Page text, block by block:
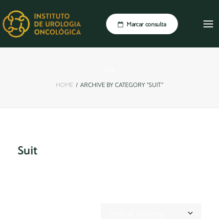
Marcar consulta
HOME ARCHIVE BY CATEGORY "SUIT"
Suit